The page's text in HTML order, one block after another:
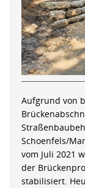
Aufgrund von
Schoenfels/
vom Juli 2021
der
stabilisiert.